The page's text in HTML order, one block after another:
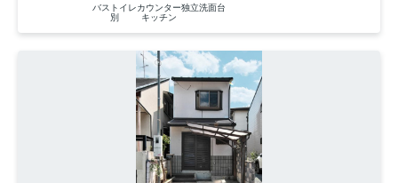
バストイレ
別
カウンター
キッチン
独立洗面台